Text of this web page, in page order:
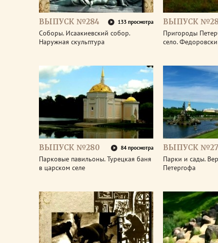
ВЫПУСК №284 133 просмотра
Соборы. Исаакиевский собор.
Наружная скульптура
ВЫПУСК
Пригороды
село.
ВЫПУСК №280 84 просмотра
Парковые павильоны. Турецкая баня
в царском селе
ВЫПУСК
Парки и сады.
Петергофа